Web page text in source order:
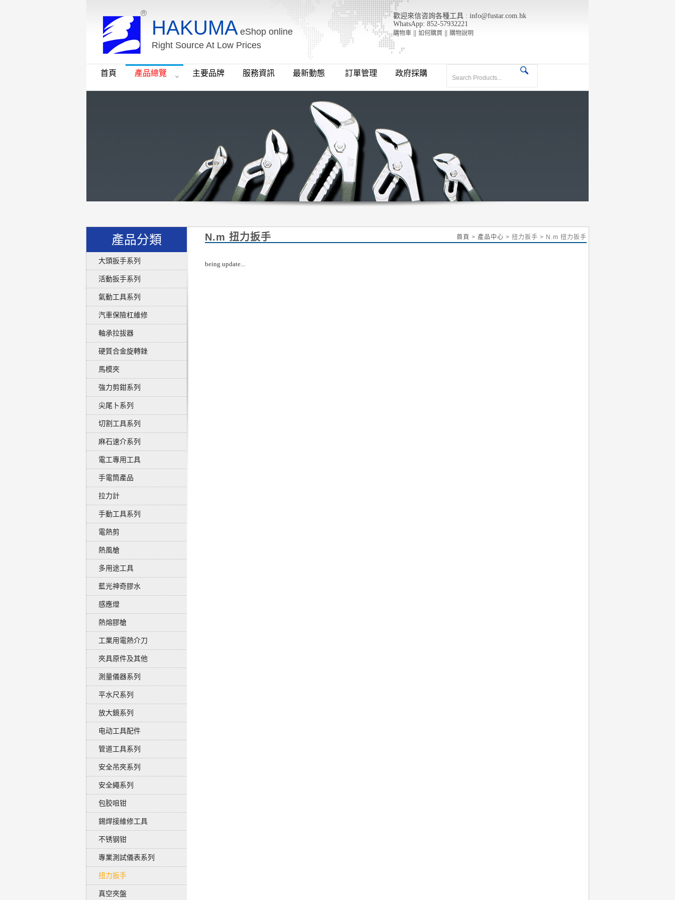
HAKUMA eShop online
Right Source At Low Prices
歡迎來信咨詢各種工具 : info@fustar.com.hk
WhatsApp: 852-57932221
購物車 如何購買 購物說明
首頁 產品總覽 主要品牌 服務資訊 最新動態 訂單管理 政府採購
產品分類
大頭扳手系列
活動扳手系列
氣動工具系列
汽車保險杠維修
軸承拉拔器
硬質合金旋轉銼
馬模夾
強力剪鉗系列
尖尾卜系列
切割工具系列
麻石速介系列
電工專用工具
手電筒產品
拉力計
手動工具系列
電熱剪
熱風槍
多用途工具
藍光神奇膠水
感應燈
熱熔膠槍
工業用電熱介刀
夾具原件及其他
測量儀器系列
平水尺系列
放大鏡系列
电动工具配件
管道工具系列
安全吊夾系列
安全繩系列
包胶咀钳
錫焊接維修工具
不锈钢钳
專業測試儀表系列
扭力扳手
真空夾盤
N.m 扭力扳手 首頁 > 產品中心 > 扭力扳手 > N.m 扭力扳手
being update...